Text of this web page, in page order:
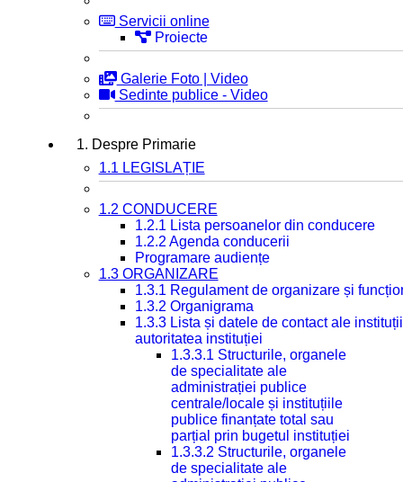
Servicii online
Proiecte
Galerie Foto | Video
Sedinte publice - Video
1. Despre Primarie
1.1 LEGISLAȚIE
1.2 CONDUCERE
1.2.1 Lista persoanelor din conducere
1.2.2 Agenda conducerii
Programare audiențe
1.3 ORGANIZARE
1.3.1 Regulament de organizare și
1.3.2 Organigrama
1.3.3 Lista și datele de contact ale
autoritatea instituției
1.3.3.1 Structurile, organele
de specialitate ale
administrației publice
centrale/locale și instituțiile
publice finanțate total sau
parțial prin bugetul instituției
1.3.3.2 Structurile, organele
de specialitate ale